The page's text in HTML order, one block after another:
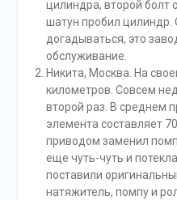
цилиндра, второй болт
шатун пробил цилиндр.
догадываться, это
обслуживание.
Никита, Москва. На
километров. Совсем
второй раз. В среднем
элемента составляет
приводом заменил
еще чуть-чуть и
поставили
натяжитель, помпу и